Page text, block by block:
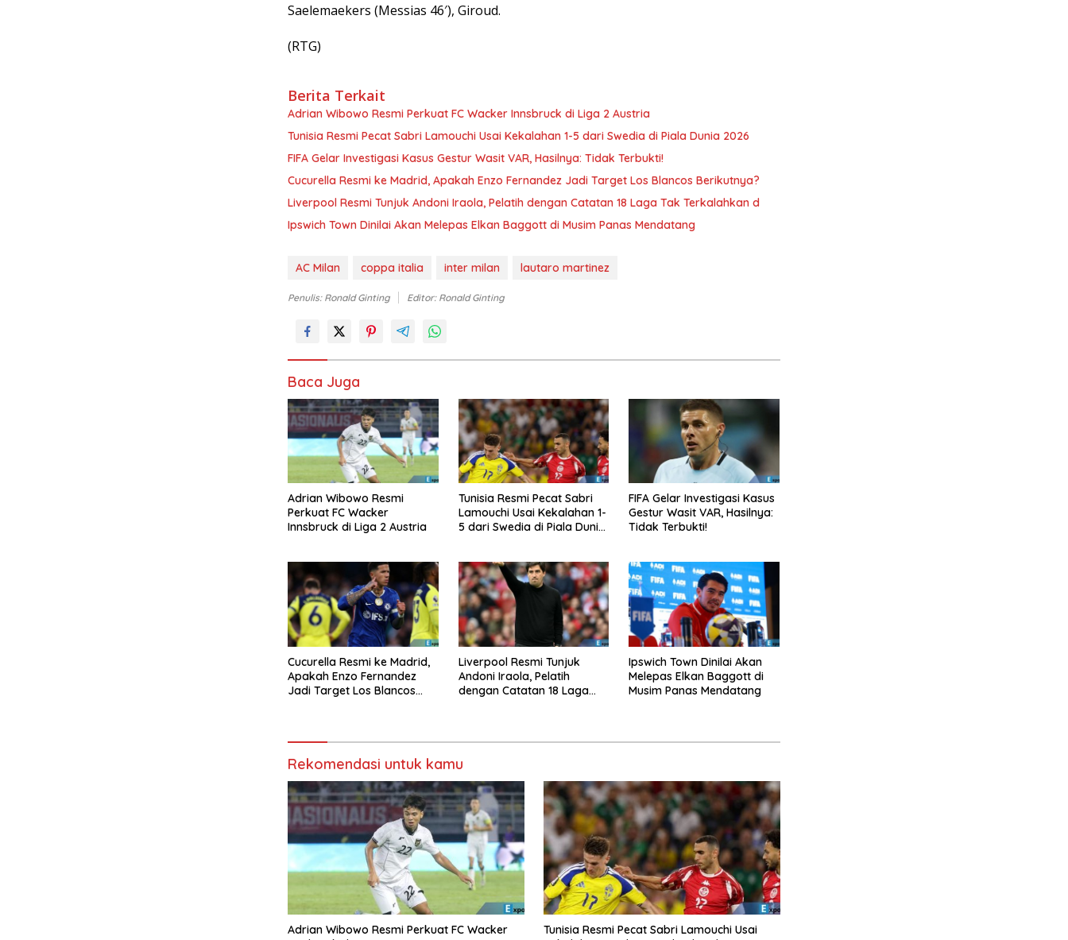
Saelemaekers (Messias 46′), Giroud.
(RTG)
Berita Terkait
Adrian Wibowo Resmi Perkuat FC Wacker Innsbruck di Liga 2 Austria
Tunisia Resmi Pecat Sabri Lamouchi Usai Kekalahan 1-5 dari Swedia di Piala Dunia 2026
FIFA Gelar Investigasi Kasus Gestur Wasit VAR, Hasilnya: Tidak Terbukti!
Cucurella Resmi ke Madrid, Apakah Enzo Fernandez Jadi Target Los Blancos Berikutnya?
Liverpool Resmi Tunjuk Andoni Iraola, Pelatih dengan Catatan 18 Laga Tak Terkalahkan d
Ipswich Town Dinilai Akan Melepas Elkan Baggott di Musim Panas Mendatang
AC Milan coppa italia inter milan lautaro martinez
Penulis: Ronald Ginting Editor: Ronald Ginting
Baca Juga
Adrian Wibowo Resmi
Perkuat FC Wacker
Innsbruck di Liga 2 Austria
Tunisia Resmi Pecat Sabri
Lamouchi Usai Kekalahan 1-
5 dari Swedia di Piala Dunia
FIFA Gelar Investigasi Kasus
Gestur Wasit VAR, Hasilnya:
Tidak Terbukti!
Cucurella Resmi ke Madrid,
Apakah Enzo Fernandez
Jadi Target Los Blancos
Liverpool Resmi Tunjuk
Andoni Iraola, Pelatih
dengan Catatan 18 Laga
Ipswich Town Dinilai Akan
Melepas Elkan Baggott di
Musim Panas Mendatang
Rekomendasi untuk kamu
Adrian Wibowo Resmi Perkuat FC Wacker
Tunisia Resmi Pecat Sabri Lamouchi Usai